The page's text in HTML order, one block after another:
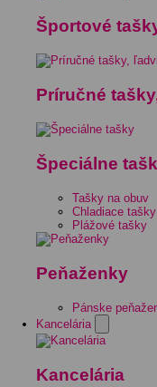
Športové
Príručné
Špeciálne
Tašky na obuv
Chladiace tašky
Plážové tašky
Peňaženky
Pánske
Kancelária
Kancelária